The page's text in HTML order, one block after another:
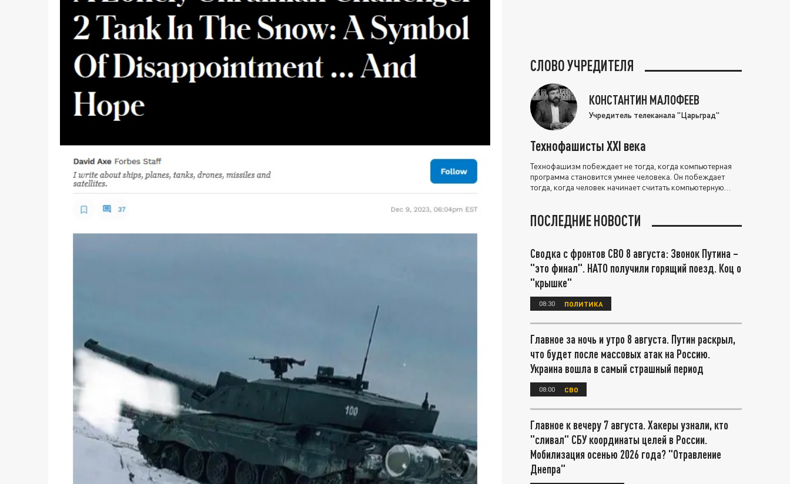
СЛОВО УЧРЕДИТЕЛЯ
КОНСТАНТИН МАЛОФЕЕВ
Учредитель телеканала "Царьград"
Технофашисты XXI века
Технофашизм побеждает не тогда, когда компьютерная
программа становится умнее человека. Он побеждает
тогда, когда человек начинает считать компьютерную
ПОСЛЕДНИЕ НОВОСТИ
Сводка с фронтов СВО 8 августа: Звонок Путина –
"это финал". НАТО получили горящий поезд. Коц о
"крышке"
08:30 ПОЛИТИКА
Главное за ночь и утро 8 августа. Путин раскрыл,
что будет после массовых атак на Россию.
Украина вошла в самый страшный период
08:00 СВО
Главное к вечеру 7 августа. Хакеры узнали, кто
"сливал" СБУ координаты целей в России.
Мобилизация осенью 2026 года? "Отравление
Днепра"